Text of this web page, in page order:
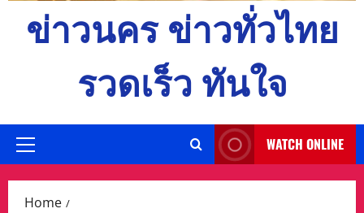
ข่าวนคร ข่าวทั่วไทย
รวดเร็ว ทันใจ
Primary
WATCH ONLINE
Home